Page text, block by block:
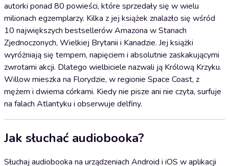
autorki ponad 80 powieści, które sprzedały się w wielu
milionach egzemplarzy. Kilka z jej książek znalazło się wśród
10 największych bestsellerów Amazona w Stanach
Zjednoczonych, Wielkiej Brytanii i Kanadzie. Jej książki
wyróżniają się tempem, napięciem i absolutnie zaskakującymi
zwrotami akcji. Dlatego wielbiciele nazwali ją Królową Krzyku.
Willow mieszka na Florydzie, w regionie Space Coast, z
mężem i dwiema córkami. Kiedy nie pisze ani nie czyta, surfuje
na falach Atlantyku i obserwuje delfiny.
Jak słuchać audiobooka?
Słuchaj audiobooka na urządzeniach Android i iOS w aplikacji